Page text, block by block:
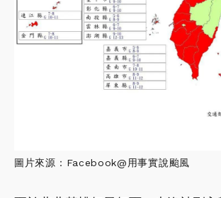
圖片來源：Facebook@用事實說颱風